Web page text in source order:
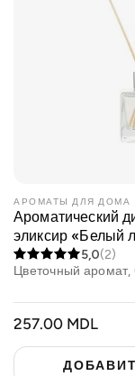
АРОМАТЫ ДЛЯ ДОМА
Ароматический
эликсир «Белый
5,0(2)
Цветочный аромат,
ОБЫЧНАЯ
257.00 MDL